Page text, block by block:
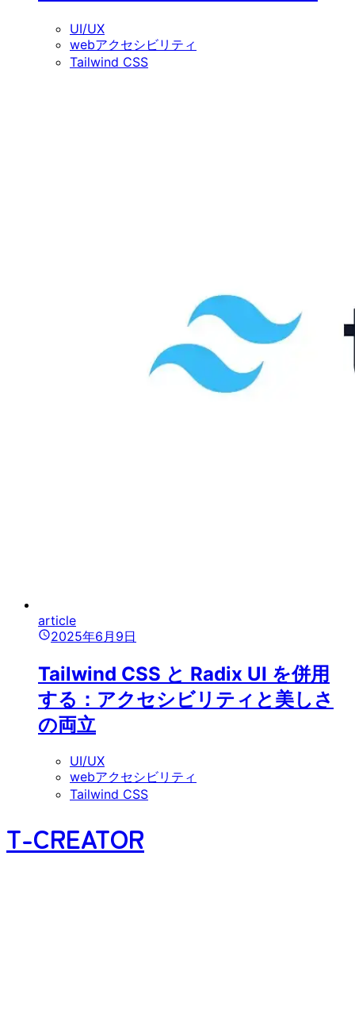
UI/UX
webアクセシビリティ
Tailwind CSS
article
2025年6月9日
Tailwind CSS と Radix UI を併用
する：アクセシビリティと美しさ
の両立
UI/UX
webアクセシビリティ
Tailwind CSS
T-CREATOR